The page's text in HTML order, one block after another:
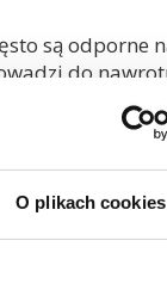
O plikach cookies
są odporne
do
o jej
jest tak
odrodzenia się